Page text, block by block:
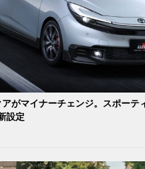
アがマイナーチェンジ。スポーテ
設定